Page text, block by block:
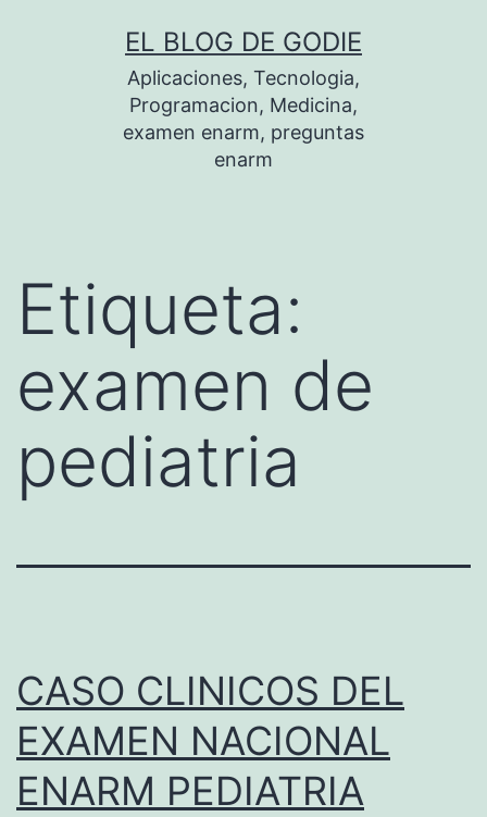
EL BLOG DE GODIE
Aplicaciones, Tecnologia,
Programacion, Medicina,
examen enarm, preguntas
enarm
Etiqueta:
examen de
pediatria
CASO CLINICOS DEL
EXAMEN NACIONAL
ENARM PEDIATRIA